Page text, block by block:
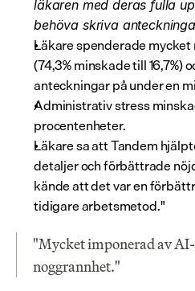
läkaren med deras fulla
behöva skriva
Läkare spenderade
(74,3% minskade till 16,7%)
anteckningar på under en
Administrativ stress
procentenheter.
Läkare sa att Tandem
detaljer och förbättrade
kände att det var en
tidigare arbetsmetod."
"Mycket imponerad av
noggrannhet."